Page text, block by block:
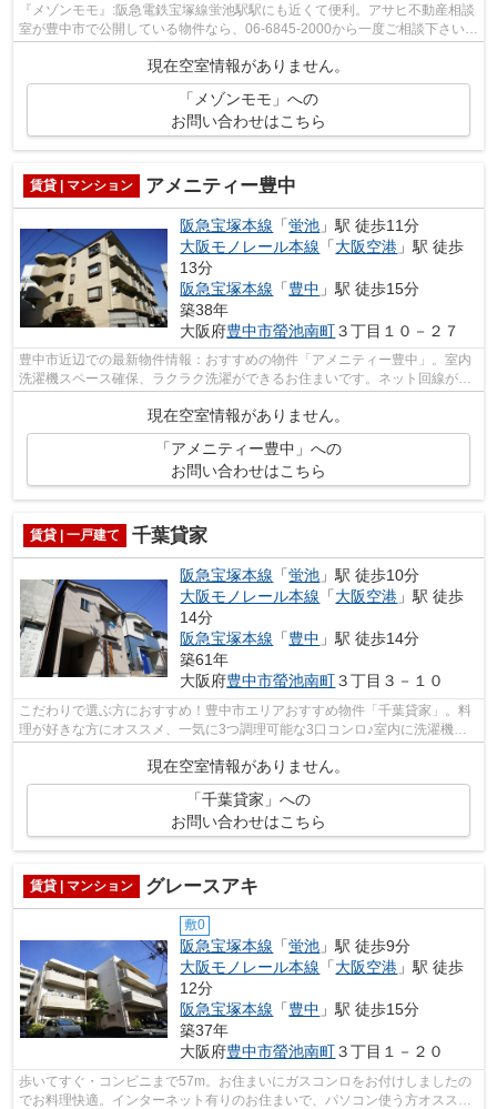
『メゾンモモ』:阪急電鉄宝塚線蛍池駅駅にも近くて便利。アサヒ不動産相談
室が豊中市で公開している物件なら、06-6845-2000から一度ご相談下さい。
当社が責任を持ってご案内致します。
現在空室情報がありません。
「メゾンモモ」への
お問い合わせはこちら
賃貸 | マンション アメニティー豊中
阪急宝塚本線 「蛍池 」駅 徒歩11分
大阪モノレール本線 「大阪空港 」駅 徒歩
13分
阪急宝塚本線 「豊中 」駅 徒歩15分
築38年
大阪府豊中市螢池南町３丁目１０－２７
豊中市近辺での最新物件情報：おすすめの物件「アメニティー豊中」。室内
洗濯機スペース確保、ラクラク洗濯ができるお住まいです。ネット回線が繋
現在空室情報がありません。
「アメニティー豊中」への
お問い合わせはこちら
賃貸 | 一戸建て 千葉貸家
阪急宝塚本線 「蛍池 」駅 徒歩10分
大阪モノレール本線 「大阪空港 」駅 徒歩
14分
阪急宝塚本線 「豊中 」駅 徒歩14分
築61年
大阪府豊中市螢池南町３丁目３－１０
こだわりで選ぶ方におすすめ！豊中市エリアおすすめ物件「千葉貸家」。料
理が好きな方にオススメ、一気に3つ調理可能な3口コンロ♪室内に洗濯機を
現在空室情報がありません。
「千葉貸家」への
お問い合わせはこちら
賃貸 | マンション グレースアキ
敷0
阪急宝塚本線 「蛍池 」駅 徒歩9分
大阪モノレール本線 「大阪空港 」駅 徒歩
12分
阪急宝塚本線 「豊中 」駅 徒歩15分
築37年
大阪府豊中市螢池南町３丁目１－２０
歩いてすぐ・コンビニまで57m。お住まいにガスコンロをお付けしましたの
でお料理快適。インターネット有りのお住まいで、パソコン使う方オスス